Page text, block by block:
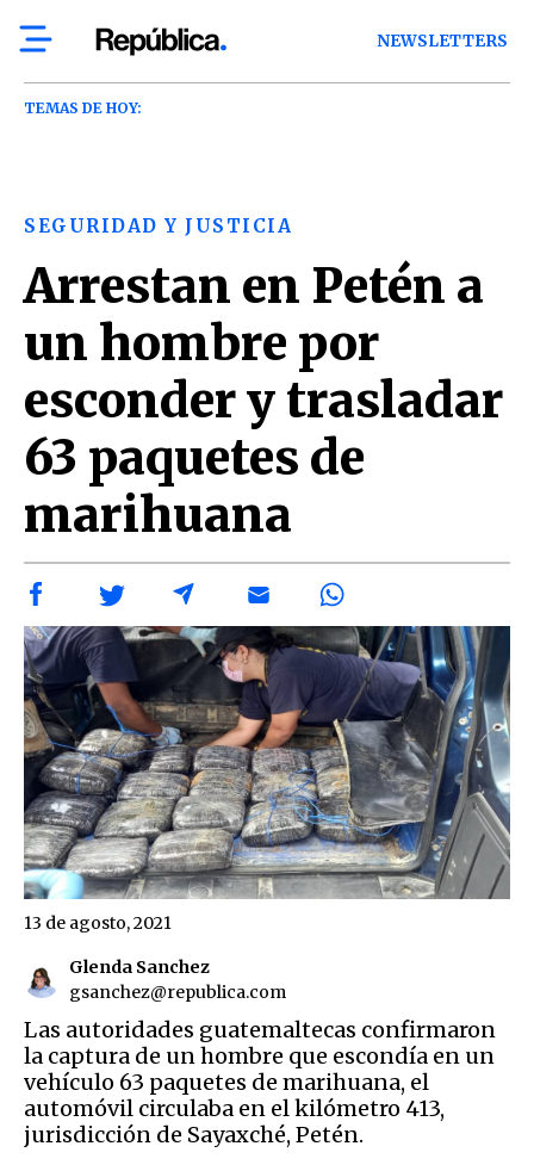
NEWSLETTERS
TEMAS DE HOY:
SEGURIDAD Y JUSTICIA
Arrestan en Petén a
un hombre por
esconder y trasladar
63 paquetes de
marihuana
Glenda Sanchez
gsanchez@republica.com
13 de agosto, 2021
Las autoridades guatemaltecas confirmaron
la captura de un hombre que escondía en un
vehículo 63 paquetes de marihuana, el
automóvil circulaba en el kilómetro 413,
jurisdicción de Sayaxché, Petén.